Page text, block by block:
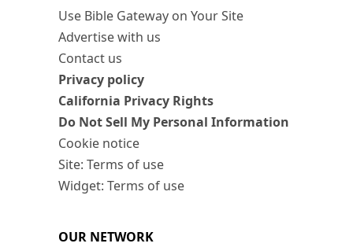
Use Bible Gateway on Your Site
Advertise with us
Contact us
Privacy policy
California Privacy Rights
Do Not Sell My Personal Information
Cookie notice
Site: Terms of use
Widget: Terms of use
OUR NETWORK